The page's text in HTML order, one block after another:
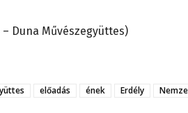
Duna Művészegyüttes)
előadás ének Erdély